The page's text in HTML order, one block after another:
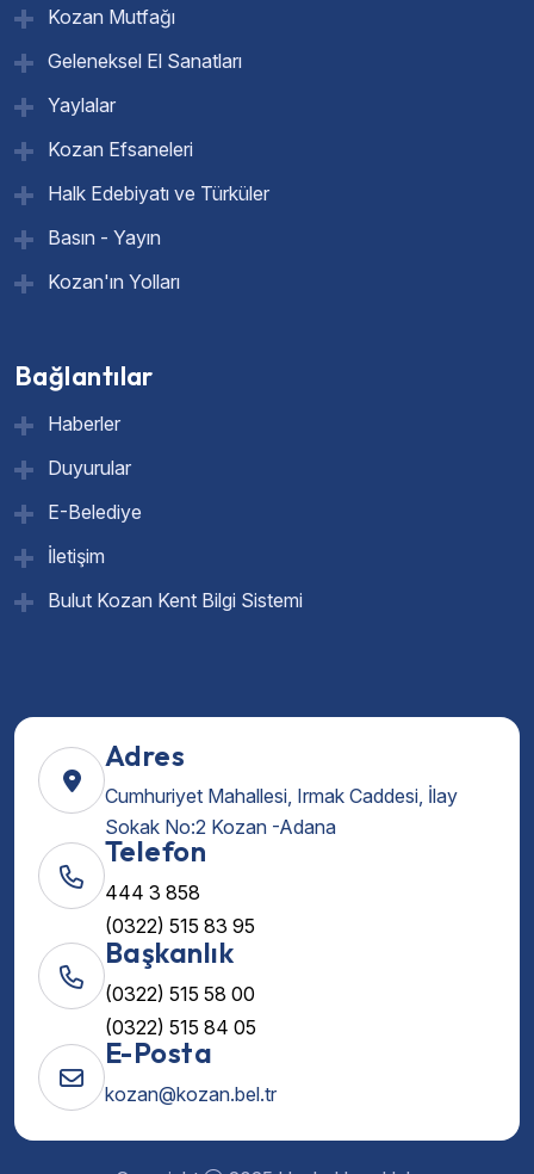
Kozan Mutfağı
Geleneksel El Sanatları
Yaylalar
Kozan Efsaneleri
Halk Edebiyatı ve Türküler
Basın - Yayın
Kozan'ın Yolları
Bağlantılar
Haberler
Duyurular
E-Belediye
İletişim
Bulut Kozan Kent Bilgi Sistemi
Adres
Cumhuriyet Mahallesi, Irmak Caddesi, İlay
Sokak No:2 Kozan -Adana
Telefon
444 3 858
(0322) 515 83 95
Başkanlık
(0322) 515 58 00
(0322) 515 84 05
E-Posta
kozan@kozan.bel.tr